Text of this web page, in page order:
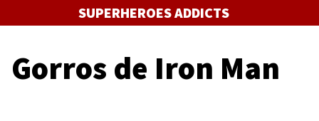
al
SUPERHEROES ADDICTS
Gorros de Iron Man